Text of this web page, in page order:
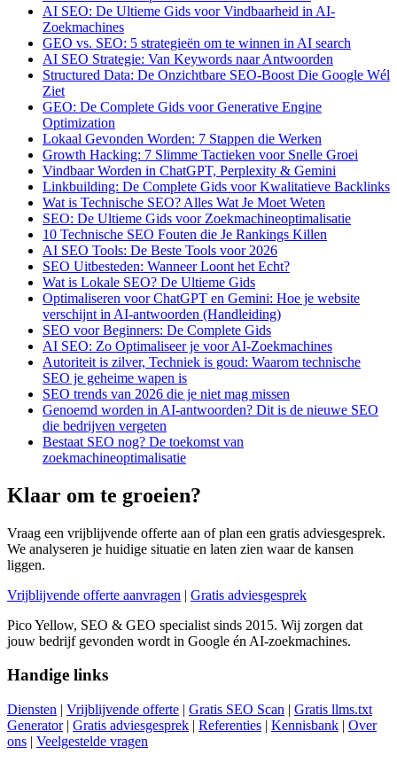
AI SEO: De Ultieme Gids voor Vindbaarheid in AI-
Zoekmachines
GEO vs. SEO: 5 strategieën om te winnen in AI search
AI SEO Strategie: Van Keywords naar Antwoorden
Structured Data: De Onzichtbare SEO-Boost Die Google Wél
Ziet
GEO: De Complete Gids voor Generative Engine
Optimization
Lokaal Gevonden Worden: 7 Stappen die Werken
Growth Hacking: 7 Slimme Tactieken voor Snelle Groei
Vindbaar Worden in ChatGPT, Perplexity & Gemini
Linkbuilding: De Complete Gids voor Kwalitatieve Backlinks
Wat is Technische SEO? Alles Wat Je Moet Weten
SEO: De Ultieme Gids voor Zoekmachineoptimalisatie
10 Technische SEO Fouten die Je Rankings Killen
AI SEO Tools: De Beste Tools voor 2026
SEO Uitbesteden: Wanneer Loont het Echt?
Wat is Lokale SEO? De Ultieme Gids
Optimaliseren voor ChatGPT en Gemini: Hoe je website
verschijnt in AI-antwoorden (Handleiding)
SEO voor Beginners: De Complete Gids
AI SEO: Zo Optimaliseer je voor AI-Zoekmachines
Autoriteit is zilver, Techniek is goud: Waarom technische
SEO je geheime wapen is
SEO trends van 2026 die je niet mag missen
Genoemd worden in AI-antwoorden? Dit is de nieuwe SEO
die bedrijven vergeten
Bestaat SEO nog? De toekomst van
zoekmachineoptimalisatie
Klaar om te groeien?
Vraag een vrijblijvende offerte aan of plan een gratis adviesgesprek.
We analyseren je huidige situatie en laten zien waar de kansen
liggen.
Vrijblijvende offerte aanvragen | Gratis adviesgesprek
Pico Yellow, SEO & GEO specialist sinds 2015. Wij zorgen dat
jouw bedrijf gevonden wordt in Google én AI-zoekmachines.
Handige links
Diensten | Vrijblijvende offerte | Gratis SEO Scan | Gratis llms.txt
Generator| Gratis adviesgesprek | Referenties | Kennisbank | Over
ons | Veelgestelde vragen